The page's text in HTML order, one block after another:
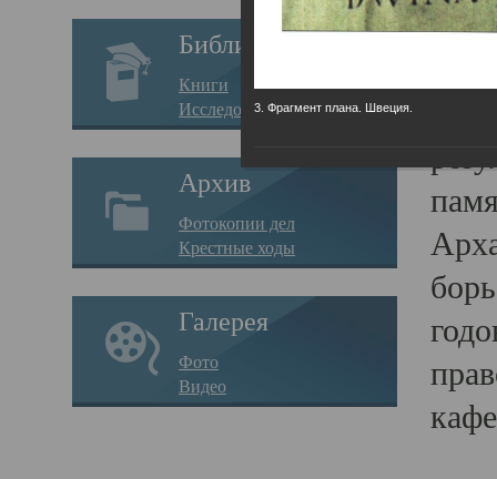
Библиотека
Книги
Исследования
Архив
Фотокопии дел
Крестные ходы
Галерея
Фото
Видео
3. Фрагмент плана. Швеция.